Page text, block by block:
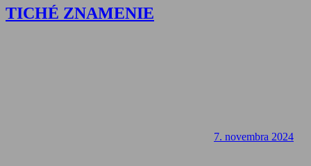
TICHÉ ZNAMENIE
7. novembra 2024